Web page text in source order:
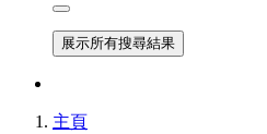
展示所有搜尋結果
主頁